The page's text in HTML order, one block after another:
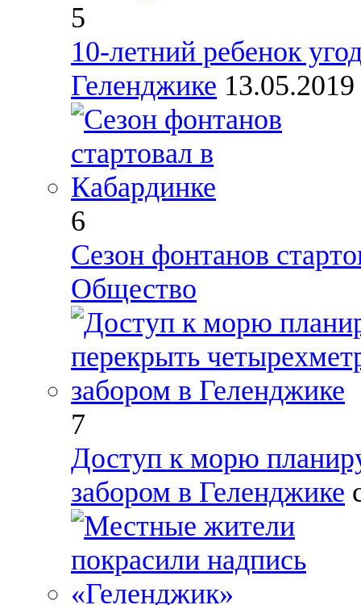
5
10-летний ребенок
Геленджике 13.05.2019
6
Сезон фонтанов
Общество
7
Доступ к морю
забором в Геленджике